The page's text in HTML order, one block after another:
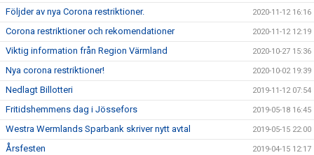
Följder av nya Corona restriktioner. 2020-11-12 16:16
Corona restriktioner och rekomendationer 2020-11-12 12:19
Viktig information från Region Värmland 2020-10-27 15:36
Nya corona restriktioner! 2020-10-02 19:39
Nedlagt Billotteri 2019-11-12 07:54
Fritidshemmens dag i Jössefors 2019-05-18 16:45
Westra Wermlands Sparbank skriver nytt avtal 2019-05-15 22:00
Årsfesten 2019-04-15 12:17